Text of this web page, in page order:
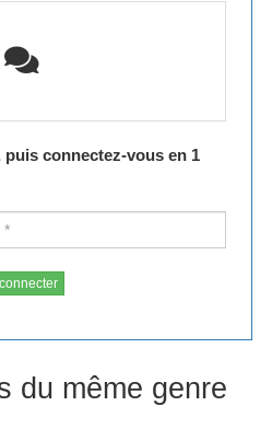
connectez-vous en 1
du même genre